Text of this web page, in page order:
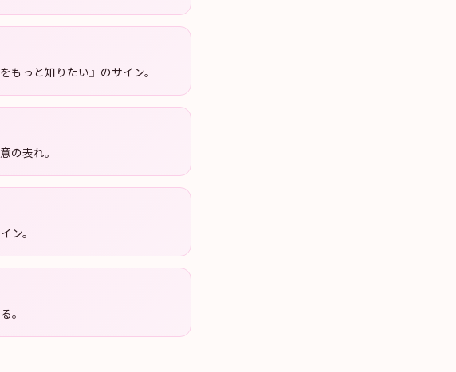
っと知りたい』のサイン。
の表れ。
ン。
。